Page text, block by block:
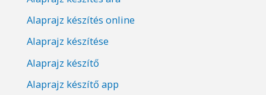
Alaprajz készítés online
Alaprajz készítése
Alaprajz készítő
Alaprajz készítő app